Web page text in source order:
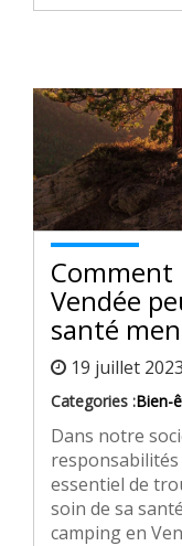
Comment
Vendée
santé
19 juillet
Categories :Bien-
Dans notre
essentiel de
soin de sa
camping en